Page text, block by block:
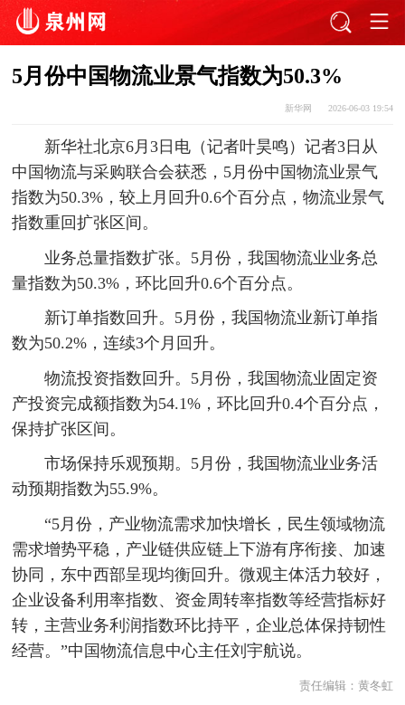
5月份中国物流业景气指数为50.3%
新华网 2026-06-03 19:54
新华社北京6月3日电（记者叶昊鸣）记者3日从
中国物流与采购联合会获悉，5月份中国物流业景气
指数为50.3%，较上月回升0.6个百分点，物流业景气
指数重回扩张区间。
业务总量指数扩张。5月份，我国物流业业务总
量指数为50.3%，环比回升0.6个百分点。
新订单指数回升。5月份，我国物流业新订单指
数为50.2%，连续3个月回升。
物流投资指数回升。5月份，我国物流业固定资
产投资完成额指数为54.1%，环比回升0.4个百分点，
保持扩张区间。
市场保持乐观预期。5月份，我国物流业业务活
动预期指数为55.9%。
“5月份，产业物流需求加快增长，民生领域物流
需求增势平稳，产业链供应链上下游有序衔接、加速
协同，东中西部呈现均衡回升。微观主体活力较好，
企业设备利用率指数、资金周转率指数等经营指标好
转，主营业务利润指数环比持平，企业总体保持韧性
经营。”中国物流信息中心主任刘宇航说。
责任编辑： 黄冬虹